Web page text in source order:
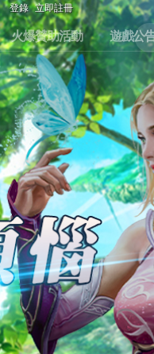
登錄 立即註冊
火爆贊助活動 遊戲公